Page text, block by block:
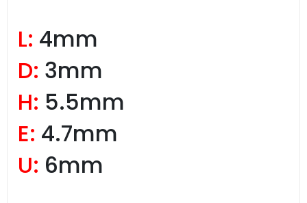
L: 4mm
D: 3mm
H: 5.5mm
E: 4.7mm
U: 6mm